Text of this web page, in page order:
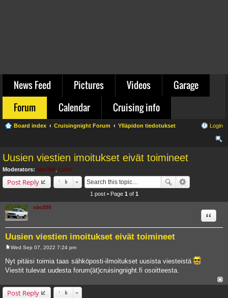
News Feed Pictures Videos
Garage
Forum
Calendar Cruising info
Board index Cruisingnight Forum Ylläpidon tiedotukset Login
Uusien viestien imoitukset eivät toimineet
Moderators: sbc350 Luke
Post Reply
1 post • Page 1 of 1
sbc350
Uusien viestien imoitukset eivät toimineet
Quote
s
t
Wed Sep 07, 2022 7:24 pm
Nyt pitäisi toimia taas sähköposti-ilmoitukset uusista viesteistä
Viestit tulevat uudesta forum(ät)cruisingnight.fi osoitteesta.
Post Reply